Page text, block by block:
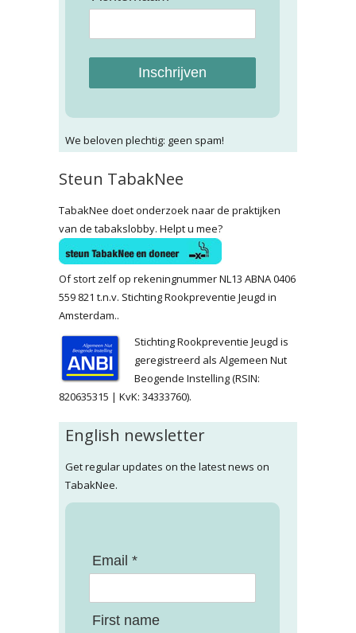
Inschrijven
We beloven plechtig: geen spam!
Steun TabakNee
TabakNee doet onderzoek naar de praktijken
van de tabakslobby. Helpt u mee?
Of stort zelf op rekeningnummer NL13 ABNA 0406
559 821 t.n.v. Stichting Rookpreventie Jeugd in
Amsterdam..
Stichting Rookpreventie Jeugd is
geregistreerd als Algemeen Nut
Beogende Instelling (RSIN:
820635315 | KvK: 34333760).
English newsletter
Get regular updates on the latest news on
TabakNee.
Email *
First name